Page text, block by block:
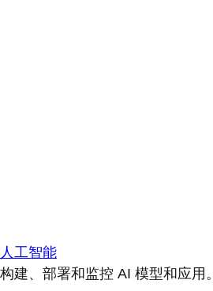
人工智能
构建、部署和监控 AI 模型和应用。